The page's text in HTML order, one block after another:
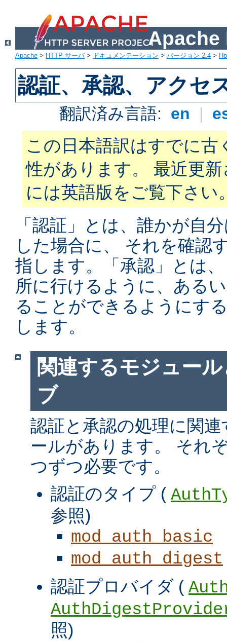
Apache
Apache > HTTP サーバ> ドキュメンテーション > バージョン 2.4 >
認証、承認、アクセ
翻訳済み言語: en |
この日本語訳はすでに古
性があります。 最近更
には英語版をご覧下さい
「認証」とは、誰かが自
した場合に、 それを確認
指します。「承認」とは
所に行けるように、ある
ることができるようにす
します。
関連するモジュー
ブ
認証と承認の処理に関
ールがあります。 それ
つずつ必要です。
認証のタイプ (
参照)
mod_auth_basic
mod_auth_digest
認証プロバイダ (
照)